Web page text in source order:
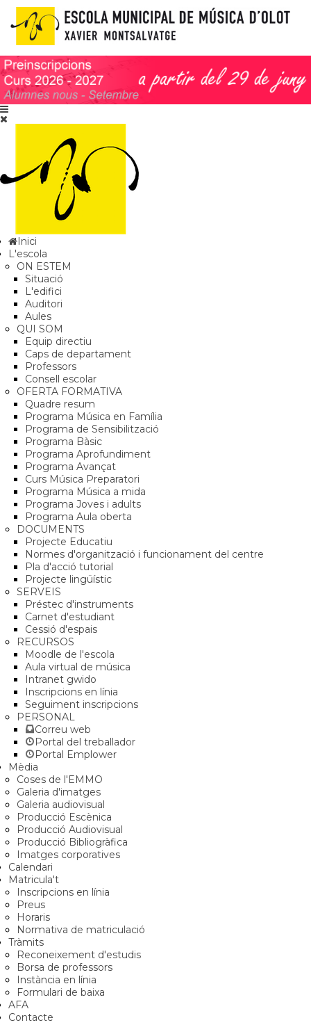
Inici
L'escola
ON ESTEM
Situació
L'edifici
Auditori
Aules
QUI SOM
Equip directiu
Caps de departament
Professors
Consell escolar
OFERTA FORMATIVA
Quadre resum
Programa Música en Família
Programa de Sensibilització
Programa Bàsic
Programa Aprofundiment
Programa Avançat
Curs Música Preparatori
Programa Música a mida
Programa Joves i adults
Programa Aula oberta
DOCUMENTS
Projecte Educatiu
Normes d'organització i funcionament del centre
Pla d'acció tutorial
Projecte lingüístic
SERVEIS
Préstec d'instruments
Carnet d'estudiant
Cessió d'espais
RECURSOS
Moodle de l'escola
Aula virtual de música
Intranet gwido
Inscripcions en línia
Seguiment inscripcions
PERSONAL
Correu web
Portal del treballador
Portal Emplower
Mèdia
Coses de l'EMMO
Galeria d'imatges
Galeria audiovisual
Producció Escènica
Producció Audiovisual
Producció Bibliogràfica
Imatges corporatives
Calendari
Matricula't
Inscripcions en línia
Preus
Horaris
Normativa de matriculació
Tràmits
Reconeixement d'estudis
Borsa de professors
Instància en línia
Formulari de baixa
AFA
Contacte